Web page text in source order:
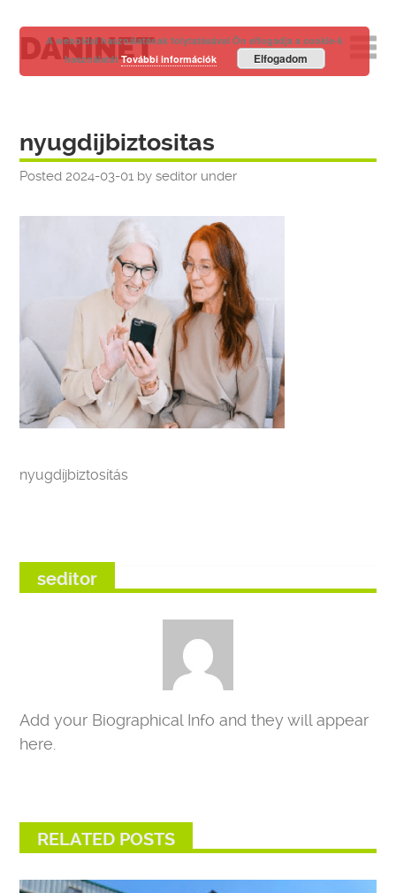
DANINET
nyugdijbiztositas
Posted2024-03-01 byseditor under
nyugdíjbiztosítás
seditor
Add your Biographical Info and they will appear
here.
RELATED POSTS
A weboldal használatának folytatásával Ön elfogadja a cookie-k
használatátTovábbi információk Elfogadom